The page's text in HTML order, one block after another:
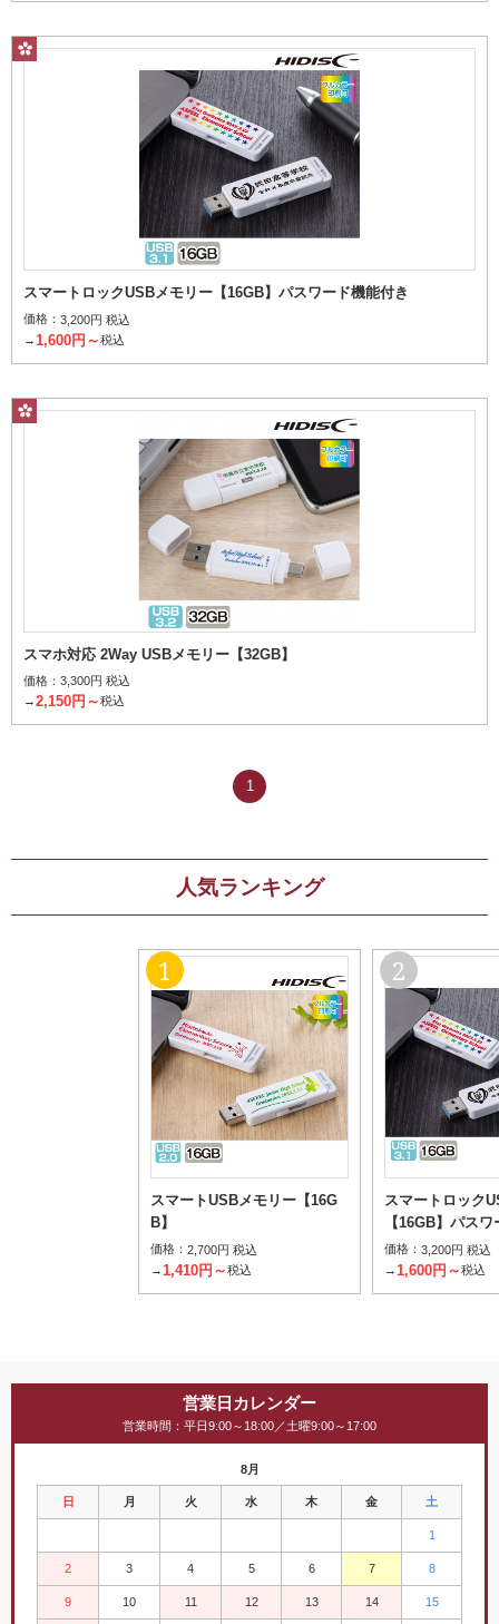
スマートロックUSBメモリー【16GB】パスワード機能付き
価格： 3,200円 税込
→ 1,600円～税込
スマホ対応 2Way USBメモリー【32GB】
価格： 3,300円 税込
→2,150円～税込
1
人気ランキング
スマートUSBメモリー【16G
B】
価格： 2,700円 税込
→ 1,410円～税込
スマートロック
【16GB】パス
価格： 3,200円 税込
→ 1,600円～税込
営業日カレンダー
営業時間：平日9:00～18:00／土曜9:00～17:00
8月
日 月 火 水 木 金 土
1
2 3 4 5 6 7 8
9 10 11 12 13 14 15